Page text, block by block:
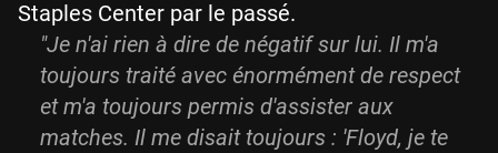
Staples Center par le passé.
"Je n'ai rien à dire de négatif sur lui. Il m'a
toujours traité avec énormément de respect
et m'a toujours permis d'assister aux
matches. Il me disait toujours : 'Floyd, je te